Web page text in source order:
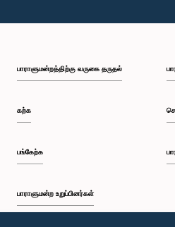
பாராளுமன்றத்திற்கு வருகை தருதல்
கற்க
பங்கேற்க
பாராளுமன்ற உறுப்பினர்கள்